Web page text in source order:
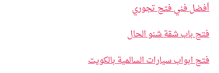
أفضل فني فتح تجوري
فتح باب شقة شنو الحال
فتح ابواب سيارات السالمية بالكويت